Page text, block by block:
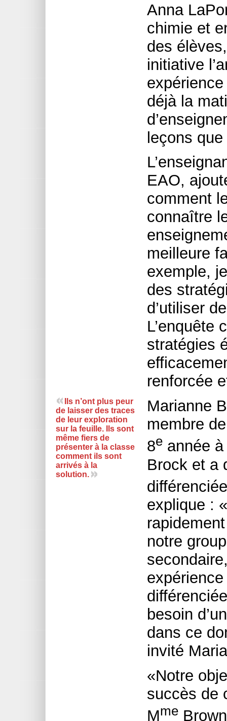
Anna
chimie et
des
initiative
déjà la
leçons
EAO,
comment
connaître
meilleure
exemple,
des
d’utiliser
L’enquête
stratégies
renforcée
Ils n’ont plus peur
de laisser des traces
de leur exploration
sur la feuille. Ils sont
même fiers de
présenter à la classe
comment ils sont
arrivés à la
solution.
Marianne
membre
8e année
Brock et a
explique :
notre
besoin
dans ce
invité
«Notre
succès de
Mme